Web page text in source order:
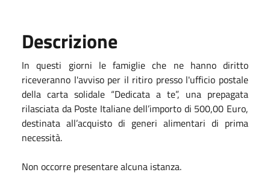
Descrizione
In questi giorni le famiglie che ne hanno diritto
riceveranno l'avviso per il ritiro presso l'ufficio postale
della carta solidale “Dedicata a te”, una prepagata
rilasciata da Poste Italiane dell’importo di 500,00 Euro,
destinata all’acquisto di generi alimentari di prima
necessità.
Non occorre presentare alcuna istanza.